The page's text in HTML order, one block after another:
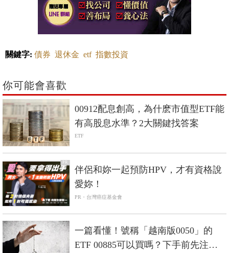
關鍵字: 債券 退休金 etf 指數投資
你可能會喜歡
00912配息創高，為什麽市值型ETF能
有高股息水準？2大關鍵找答案
ETF
PR
伴侶和妳一起預防HPV，才有資格說
愛妳！
PR・台灣癌症基金會
一篇看懂！號稱「越南版0050」的
ETF 00885可以買嗎？下手前先注意